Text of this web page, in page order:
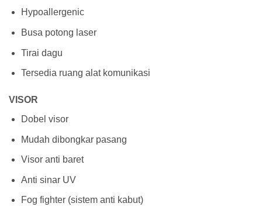
Hypoallergenic
Busa potong laser
Tirai dagu
Tersedia ruang alat komunikasi
VISOR
Dobel visor
Mudah dibongkar pasang
Visor anti baret
Anti sinar UV
Fog fighter (sistem anti kabut)